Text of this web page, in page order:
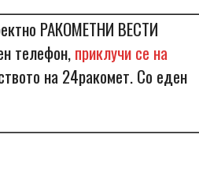
РАКОМЕТНИ ВЕСТИ
телефон,приклучи се на
на 24ракомет. Со еден